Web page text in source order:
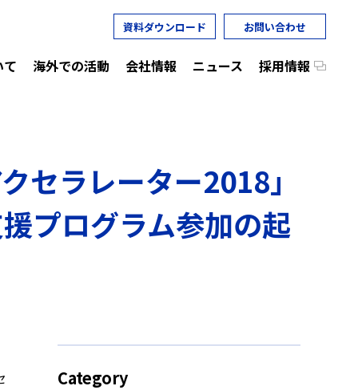
資料ダウンロード お問い合わせ
海外での活動 会社情報 ニュース 採用情報
ラレーター2018」
プログラム参加の起
Category